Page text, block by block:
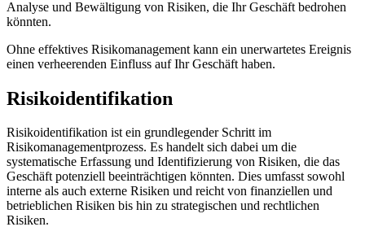
Analyse und Bewältigung von Risiken, die Ihr Geschäft bedrohen
könnten.
Ohne effektives Risikomanagement kann ein unerwartetes Ereignis
einen verheerenden Einfluss auf Ihr Geschäft haben.
Risikoidentifikation
Risikoidentifikation ist ein grundlegender Schritt im
Risikomanagementprozess. Es handelt sich dabei um die
systematische Erfassung und Identifizierung von Risiken, die das
Geschäft potenziell beeinträchtigen könnten. Dies umfasst sowohl
interne als auch externe Risiken und reicht von finanziellen und
betrieblichen Risiken bis hin zu strategischen und rechtlichen
Risiken.